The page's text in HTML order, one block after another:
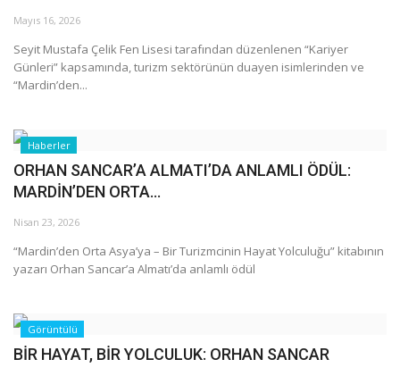
Sizlerden Gelenler
Yorumlar
Köşe Yazarları
Mayıs 16, 2026
Seyit Mustafa Çelik Fen Lisesi tarafından düzenlenen “Kariyer
Günleri” kapsamında, turizm sektörünün duayen isimlerinden ve
“Mardin’den...
Haberler
ORHAN SANCAR’A ALMATI’DA ANLAMLI ÖDÜL:
MARDİN’DEN ORTA...
Nisan 23, 2026
“Mardin’den Orta Asya’ya – Bir Turizmcinin Hayat Yolculuğu” kitabının
yazarı Orhan Sancar’a Almatı’da anlamlı ödül
Görüntülü
BİR HAYAT, BİR YOLCULUK: ORHAN SANCAR